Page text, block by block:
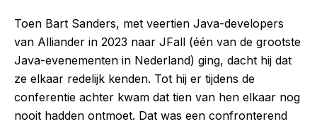
Toen Bart Sanders, met veertien Java-developers
van Alliander in 2023 naar JFall (één van de grootste
Java-evenementen in Nederland) ging, dacht hij dat
ze elkaar redelijk kenden. Tot hij er tijdens de
conferentie achter kwam dat tien van hen elkaar nog
nooit hadden ontmoet. Dat was een confronterend